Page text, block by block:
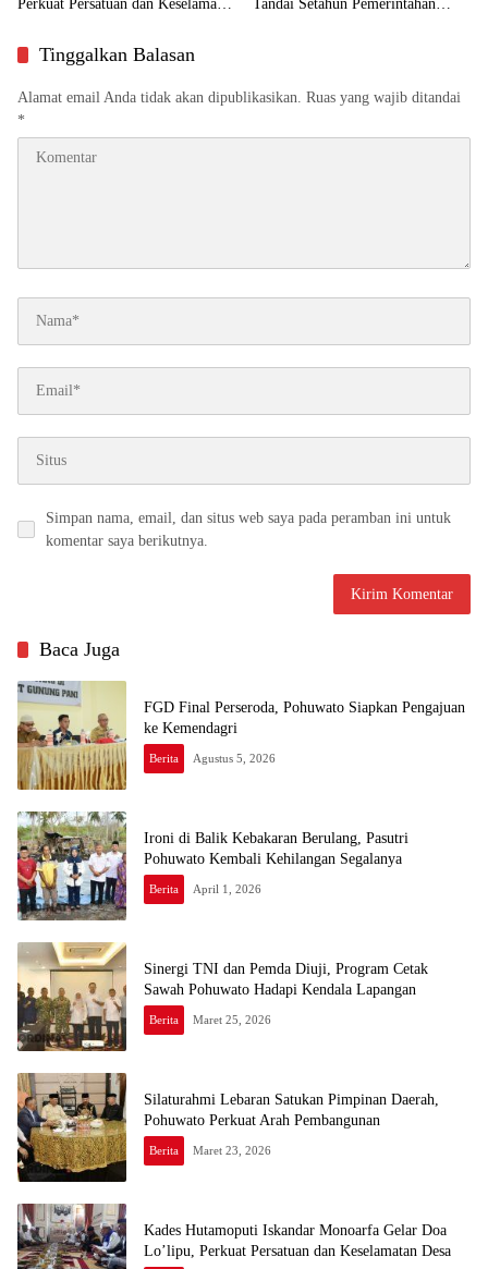
Perkuat Persatuan dan Keselamatan
Tandai Setahun Pemerintahan
Tinggalkan Balasan
Alamat email Anda tidak akan dipublikasikan. Ruas yang wajib ditandai
*
Simpan nama, email, dan situs web saya pada peramban ini untuk
komentar saya berikutnya.
Baca Juga
FGD Final Perseroda, Pohuwato Siapkan Pengajuan
ke Kemendagri
Berita Agustus 5, 2026
Ironi di Balik Kebakaran Berulang, Pasutri
Pohuwato Kembali Kehilangan Segalanya
Berita April 1, 2026
Sinergi TNI dan Pemda Diuji, Program Cetak
Sawah Pohuwato Hadapi Kendala Lapangan
Berita Maret 25, 2026
Silaturahmi Lebaran Satukan Pimpinan Daerah,
Pohuwato Perkuat Arah Pembangunan
Berita Maret 23, 2026
Kades Hutamoputi Iskandar Monoarfa Gelar Doa
Lo’lipu, Perkuat Persatuan dan Keselamatan Desa